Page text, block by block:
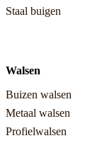
Staal buigen
Walsen
Buizen walsen
Metaal walsen
Profielwalsen